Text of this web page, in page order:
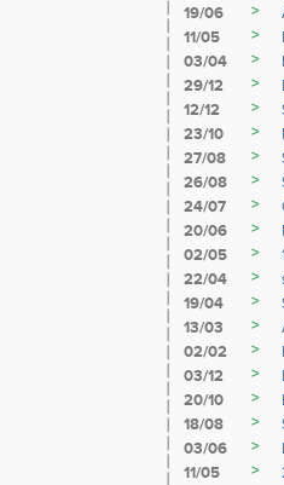
19/06 >
11/05
>
03/04
>
29/12
>
12/12
>
23/10
>
27/08
>
26/08
>
24/07
>
20/06
>
02/05
>
22/04
>
19/04
>
13/03
>
02/02
>
03/12
>
20/10
>
18/08
>
03/06
>
11/05
>